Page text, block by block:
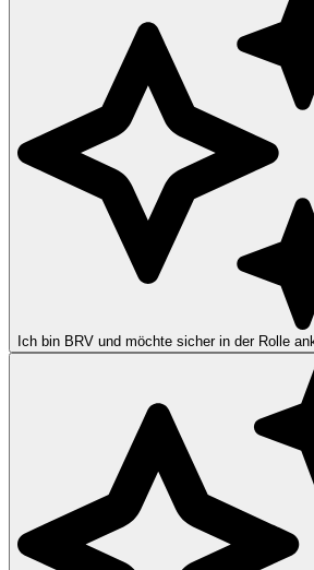
Ich bin BRV und möchte sicher in der Rolle